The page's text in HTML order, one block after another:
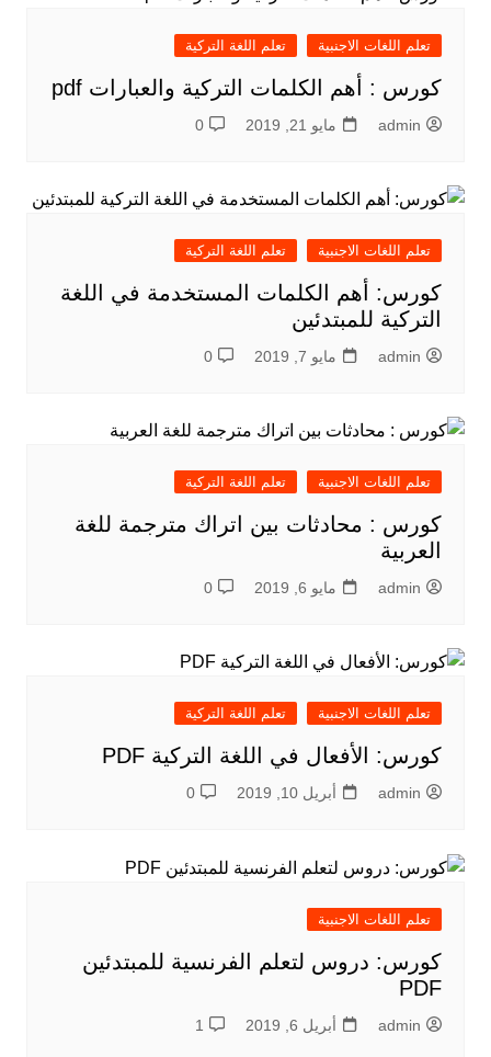
تعلم اللغات الاجنبية تعلم اللغة التركية
كورس : أهم الكلمات التركية والعبارات pdf
admin مايو 21, 2019 0
تعلم اللغات الاجنبية تعلم اللغة التركية
كورس: أهم الكلمات المستخدمة في اللغة
التركية للمبتدئين
admin مايو 7, 2019 0
تعلم اللغات الاجنبية تعلم اللغة التركية
كورس : محادثات بين اتراك مترجمة للغة
العربية
admin مايو 6, 2019 0
تعلم اللغات الاجنبية تعلم اللغة التركية
كورس: الأفعال في اللغة التركية PDF
admin أبريل 10, 2019 0
تعلم اللغات الاجنبية
كورس: دروس لتعلم الفرنسية للمبتدئين
PDF
admin أبريل 6, 2019 1